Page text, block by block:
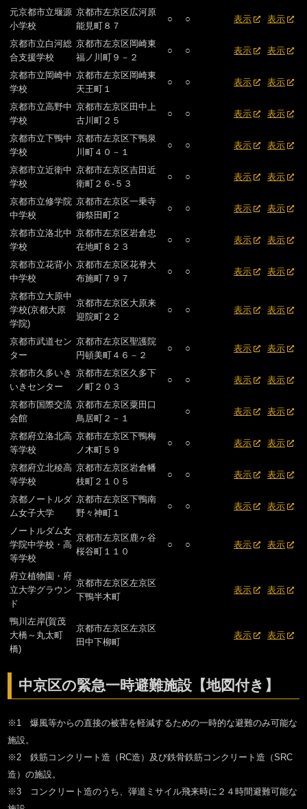
元京都市立堰源
小学校
京都市左京区広河原
能見町８７
○ ○ 表示 表示
京都市立白河総
合支援学校
京都市左京区岡崎東
福ノ川町９－２
○ ○ 表示 表示
京都市立岡崎中
学校
京都市左京区岡崎東
天王町１
○ ○ 表示 表示
京都市立高野中
学校
京都市左京区田中上
古川町２５
○ ○ 表示 表示
京都市立下鴨中
学校
京都市左京区下鴨泉
川町４０－１
○ ○ 表示 表示
京都市立近衛中
学校
京都市左京区吉田近
衛町２６-５３
○ ○ 表示 表示
京都市立修学院
中学校
京都市左京区一乗寺
御祭田町２
○ ○ 表示 表示
京都市立洛北中
学校
京都市左京区岩倉忠
在地町８２３
○ ○ 表示 表示
京都市立花背小
中学校
京都市左京区花脊大
布施町７９７
○ ○ 表示 表示
京都市立大原中
学校(京都大原
学院)
京都市左京区大原来
迎院町２２
○ ○ 表示 表示
京都市武道セン
ター
京都市左京区聖護院
円頓美町４６－２
○ ○ 表示 表示
京都市久多いき
いきセンター
京都市左京区久多下
ノ町２０３
○ ○ 表示 表示
京都市国際交流
会館
京都市左京区粟田口
鳥居町２－１
○ 表示 表示
京都府立洛北高
等学校
京都市左京区下鴨梅
ノ木町５９
○ ○ 表示 表示
京都府立北稜高
等学校
京都市左京区岩倉幡
枝町２１０５
○ ○ 表示 表示
京都ノートルダ
ム女子大学
京都市左京区下鴨南
野々神町１
○ ○ 表示 表示
ノートルダム女
学院中学校・高
等学校
京都市左京区鹿ヶ谷
桜谷町１１０
○ ○ 表示 表示
府立植物園・府
立大学グラウン
ド
京都市左京区左京区
下鴨半木町
表示 表示
鴨川左岸(賀茂
大橋～丸太町
橋)
京都市左京区左京区
田中下柳町
表示 表示
中京区の緊急一時避難施設【地図付き】
※1 爆風等からの直接の被害を軽減するための一時的な避難のみ可能な
施設。
※2 鉄筋コンクリート造（RC造）及び鉄骨鉄筋コンクリート造（SRC
造）の施設。
※3 コンクリート造のうち、弾道ミサイル飛来時に２４時間避難可能な